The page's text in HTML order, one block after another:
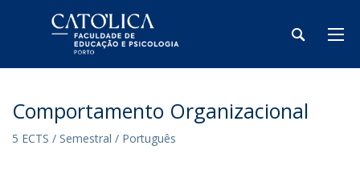
Comportamento Organizacional
5 ECTS / Semestral / Português